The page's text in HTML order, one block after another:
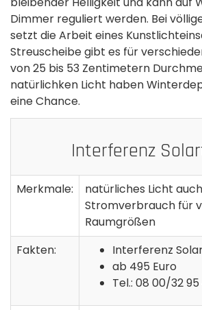
Dimmer reguliert werden. Bei
setzt die Arbeit eines
Streuscheibe gibt es für
von 25 bis 53 Zentimetern
natürlichken Licht haben
eine Chance.
Interferenz
Merkmale:
natürliches Licht
Stromverbrauch für
Raumgrößen
Fakten:
Interferenz
ab 495 Euro
Tel.: 08 00/32